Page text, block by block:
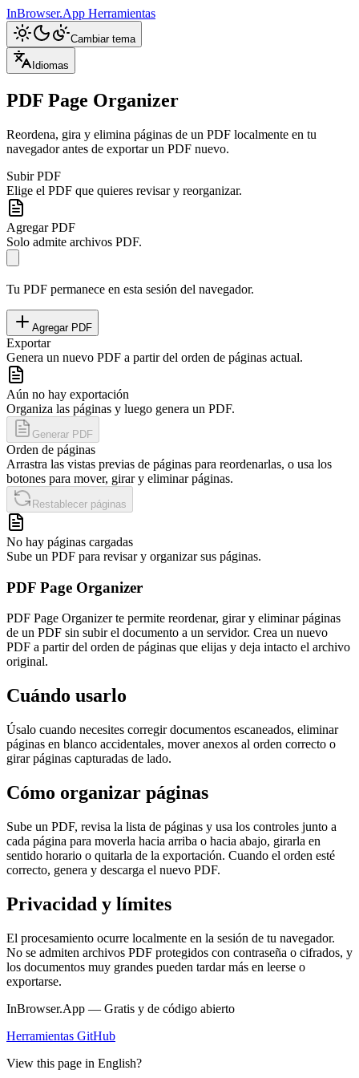
InBrowser.App Herramientas
Cambiar tema
Idiomas
PDF Page Organizer
Reordena, gira y elimina páginas de un PDF localmente en tu
navegador antes de exportar un PDF nuevo.
Subir PDF
Elige el PDF que quieres revisar y reorganizar.
Agregar PDF
Solo admite archivos PDF.
Tu PDF permanece en esta sesión del navegador.
Agregar PDF
Exportar
Genera un nuevo PDF a partir del orden de páginas actual.
Aún no hay exportación
Organiza las páginas y luego genera un PDF.
Generar PDF
Orden de páginas
Arrastra las vistas previas de páginas para reordenarlas, o usa los
botones para mover, girar y eliminar páginas.
Restablecer páginas
No hay páginas cargadas
Sube un PDF para revisar y organizar sus páginas.
PDF Page Organizer
PDF Page Organizer te permite reordenar, girar y eliminar páginas
de un PDF sin subir el documento a un servidor. Crea un nuevo
PDF a partir del orden de páginas que elijas y deja intacto el archivo
original.
Cuándo usarlo
Úsalo cuando necesites corregir documentos escaneados, eliminar
páginas en blanco accidentales, mover anexos al orden correcto o
girar páginas capturadas de lado.
Cómo organizar páginas
Sube un PDF, revisa la lista de páginas y usa los controles junto a
cada página para moverla hacia arriba o hacia abajo, girarla en
sentido horario o quitarla de la exportación. Cuando el orden esté
correcto, genera y descarga el nuevo PDF.
Privacidad y límites
El procesamiento ocurre localmente en la sesión de tu navegador.
No se admiten archivos PDF protegidos con contraseña o cifrados, y
los documentos muy grandes pueden tardar más en leerse o
exportarse.
InBrowser.App — Gratis y de código abierto
Herramientas GitHub
View this page in English?